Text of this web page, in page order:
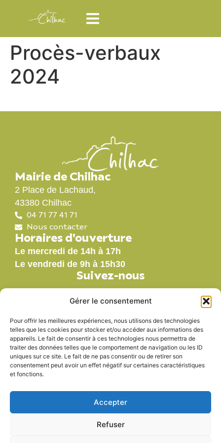
Gérer le consentement
Pour offrir les meilleures expériences, nous utilisons des technologies
telles que les cookies pour stocker et/ou accéder aux informations des
appareils. Le fait de consentir à ces technologies nous permettra de
traiter des données telles que le comportement de navigation ou les ID
uniques sur ce site. Le fait de ne pas consentir ou de retirer son
consentement peut avoir un effet négatif sur certaines caractéristiques
et fonctions.
Accepter
Refuser
Procès-verbaux
2024
Mairie de Chilhac
2 Place de Lachaud,
43380 Chilhac
04 71 77 41 71
Nous contacter
Horaires d'ouverture
Le mercredi de 14h à 17h
Le vendredi de 9h à 15h30
Suivez-nous
Nos labels